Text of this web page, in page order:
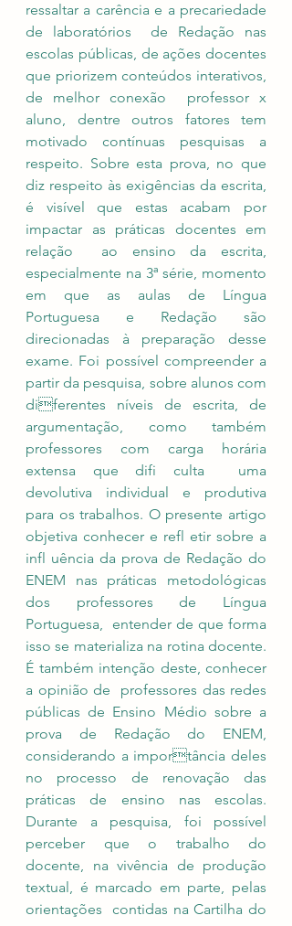
ressaltar a carência e a precariedade
de laboratórios  de Redação nas
escolas públicas, de ações docentes
que priorizem conteúdos interativos,
de melhor conexão  professor x
aluno, dentre outros fatores tem
motivado contínuas pesquisas a
respeito. Sobre esta prova, no que
diz respeito às exigências da escrita,
é visível que estas acabam por
impactar as práticas docentes em
relação  ao ensino da escrita,
especialmente na 3ª série, momento
em que as aulas de Língua
Portuguesa e Redação são
direcionadas à preparação desse
exame. Foi possível compreender a
partir da pesquisa, sobre alunos com
diferentes níveis de escrita, de
argumentação, como também
professores com carga horária
extensa que difi culta  uma
devolutiva individual e produtiva
para os trabalhos. O presente artigo
objetiva conhecer e refl etir sobre a
infl uência da prova de Redação do
ENEM nas práticas metodológicas
dos professores de Língua
Portuguesa,  entender de que forma
isso se materializa na rotina docente.
É também intenção deste, conhecer
a opinião de  professores das redes
públicas de Ensino Médio sobre a
prova de Redação do ENEM,
considerando a importância deles
no processo de renovação das
práticas de ensino nas escolas.
Durante a pesquisa, foi possível
perceber que o trabalho do
docente, na vivência de produção
textual, é marcado em parte, pelas
orientações  contidas na Cartilha do